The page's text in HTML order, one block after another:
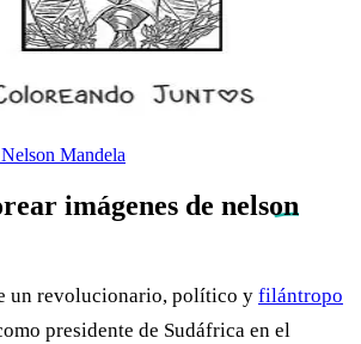
Mandela
imágenes de nelson
un revolucionario, político y filántropo
presidente de Sudáfrica en el